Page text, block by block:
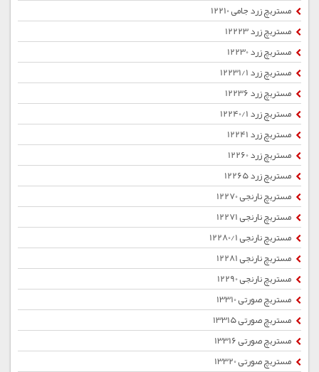
مستربچ زرد جامی 12210
مستربچ زرد 12223
مستربچ زرد 12230
مستربچ زرد 12231/1
مستربچ زرد 12236
مستربچ زرد 12240/1
مستربچ زرد 12241
مستربچ زرد 12260
مستربچ زرد 12265
مستربچ نارنجی 12270
مستربچ نارنجی 12271
مستربچ نارنجی 12280/1
مستربچ نارنجی 12281
مستربچ نارنجی 12290
مستربچ صورتی 13310
مستربچ صورتی 13315
مستربچ صورتی 13316
مستربچ صورتی 13320